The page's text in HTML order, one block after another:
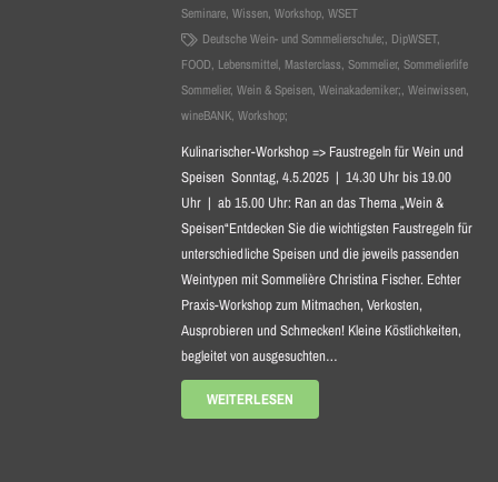
Seminare, Wissen, Workshop, WSET
Deutsche Wein- und Sommelierschule;, DipWSET,
FOOD, Lebensmittel, Masterclass, Sommelier, Sommelierlife
Sommelier, Wein & Speisen, Weinakademiker;, Weinwissen,
wineBANK, Workshop;
Kulinarischer-Workshop => Faustregeln für Wein und
Speisen Sonntag, 4.5.2025 | 14.30 Uhr bis 19.00
Uhr | ab 15.00 Uhr: Ran an das Thema „Wein &
Speisen“Entdecken Sie die wichtigsten Faustregeln für
unterschiedliche Speisen und die jeweils passenden
Weintypen mit Sommelière Christina Fischer. Echter
Praxis-Workshop zum Mitmachen, Verkosten,
Ausprobieren und Schmecken! Kleine Köstlichkeiten,
begleitet von ausgesuchten…
WEITERLESEN